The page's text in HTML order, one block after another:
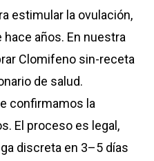
estimular la ovulación,
años. En nuestra
Clomifeno sin-receta
de salud.
confirmamos la
El proceso es legal,
discreta en 3–5 días